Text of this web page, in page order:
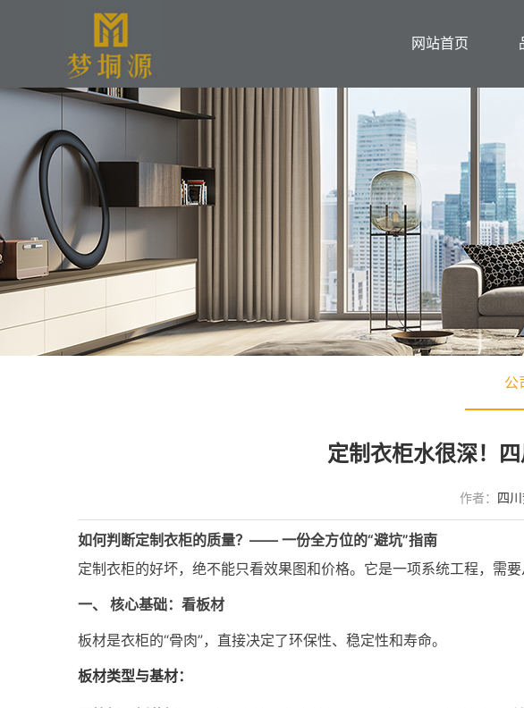
网站首页
公
定制衣柜水很深！
作者： 四
如何判断定制衣柜的质量？—— 一份全方位的“避坑”指南
定制衣柜的好坏，绝不能只看效果图和价格。它是一项系统工程，需要
一、 核心基础：看板材
板材是衣柜的“骨肉”，直接决定了环保性、稳定性和寿命。
板材类型与基材：